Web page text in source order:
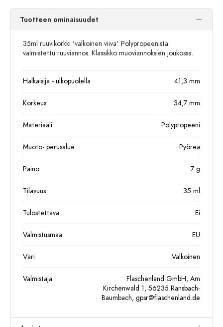
Tuotteen ominaisuudet
35ml ruuvikorkki 'valkoinen viiva'. Polypropeenista
valmistettu ruuviannos. Klassikko muoviannoksien joukossa.
Halkaisija - ulkopuolella 41,3 mm
Korkeus 34,7 mm
Materiaali Polypropeeni
Muoto- perusalue Pyöreä
Paino 7 g
Tilavuus 35 ml
Tulostettava Ei
Valmistusmaa EU
Väri Valkoinen
Valmistaja
Flaschenland GmbH, Am
Kirchenwald 1, 56235 Ransbach-
Baumbach, gpsr@flaschenland.de